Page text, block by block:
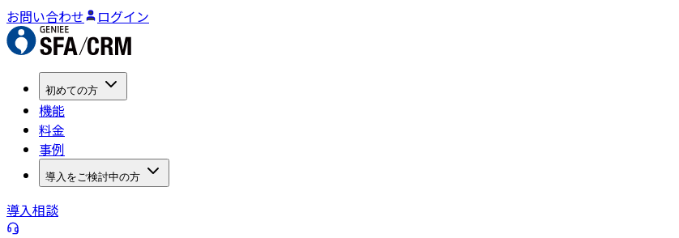
お問い合わせ ログイン
初めての方
機能
料金
事例
導入をご検討中の方
導入相談